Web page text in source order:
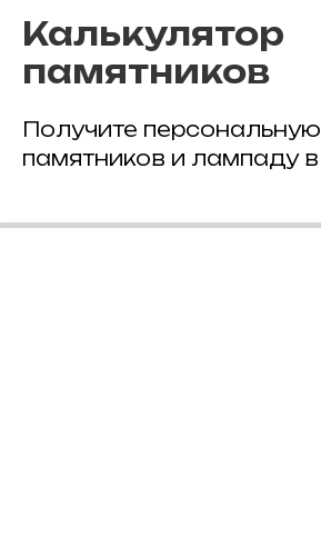
Калькулятор
памятников
Получите
памятников и лампаду